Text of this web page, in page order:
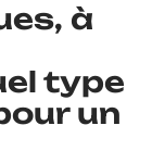
à
type
un